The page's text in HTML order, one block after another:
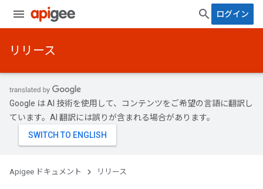
ログイン
リリース
Google は AI 技術を使用して、コンテンツをご希望の言語に翻訳し
ています。AI 翻訳には誤りが含まれる場合があります。
Apigee ドキュメント リリース